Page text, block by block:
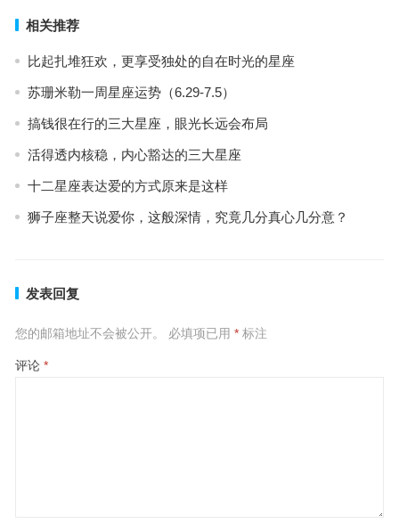
相关推荐
比起扎堆狂欢，更享受独处的自在时光的星座
苏珊米勒一周星座运势（6.29-7.5）
搞钱很在行的三大星座，眼光长远会布局
活得透内核稳，内心豁达的三大星座
十二星座表达爱的方式原来是这样
狮子座整天说爱你，这般深情，究竟几分真心几分意？
发表回复
您的邮箱地址不会被公开。 必填项已用 *标注
评论 *